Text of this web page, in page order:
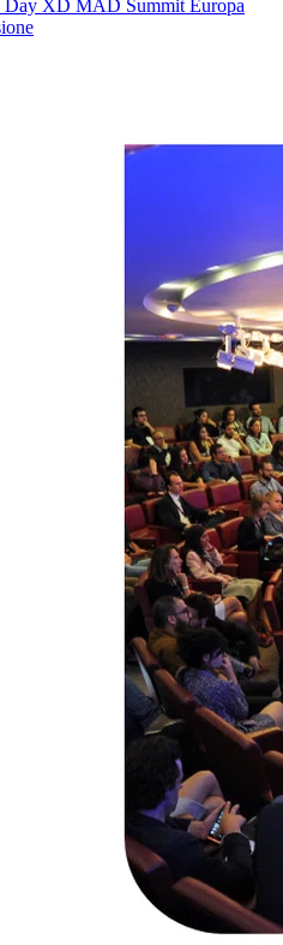
Day XD MAD Summit Europa